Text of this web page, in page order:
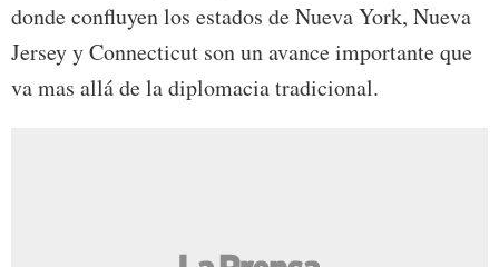
donde confluyen los estados de Nueva York, Nueva
Jersey y Connecticut son un avance importante que
va mas allá de la diplomacia tradicional.